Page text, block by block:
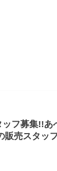
フ募集!!あ
販売スタッ